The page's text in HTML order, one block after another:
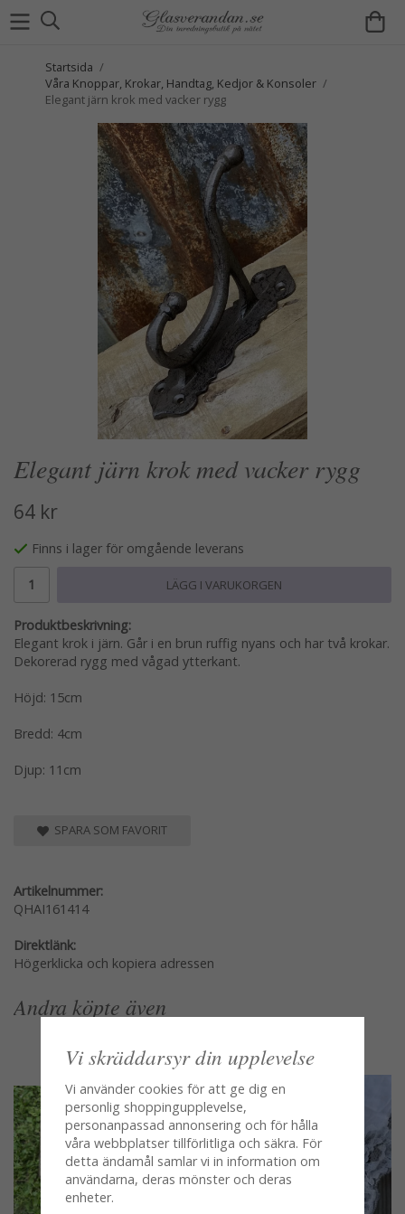
Startsida /
Våra Knoppar, Krokar, Handtag, Kedjor & Konsoler /
Elegant järn krok med vacker rygg
Elegant järn krok med vacker rygg
64 kr
Finns i lager för omgående leverans
LÄGG I VARUKORGEN
Produktbeskrivning:
Elegant krok i järn. Går i en brun ruffig nyans och har två krokar.
Dekorerad rygg med vågad ytterkant.
Höjd: 15cm
Bredd: 4cm
Djup: 11cm
SPARA SOM FAVORIT
Artikelnummer:
QHAI161414
Direktlänk:
Högerklicka och kopiera adressen
Andra köpte även
Vi skräddarsyr din upplevelse
Vi använder cookies för att ge dig en
personlig shoppingupplevelse,
personanpassad annonsering och för hålla
våra webbplatser tillförlitliga och säkra. För
detta ändamål samlar vi in information om
användarna, deras mönster och deras
enheter.